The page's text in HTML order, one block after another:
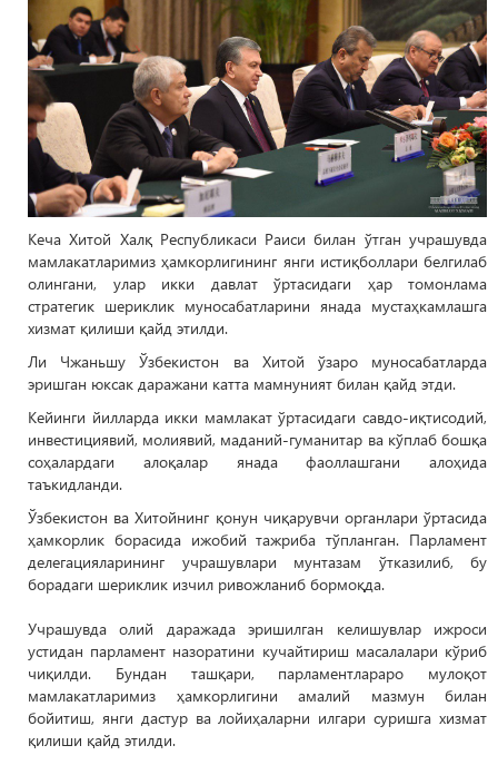
Кеча Хитой Халқ Республикаси Раиси билан ўтган учрашувда
мамлакатларимиз ҳамкорлигининг янги истиқболлари белгилаб
олингани, улар икки давлат ўртасидаги ҳар томонлама
стратегик шериклик муносабатларини янада мустаҳкамлашга
хизмат қилиши қайд этилди.
Ли Чжаньшу Ўзбекистон ва Хитой ўзаро муносабатларда
эришган юксак даражани катта мамнуният билан қайд этди.
Кейинги йилларда икки мамлакат ўртасидаги савдо-иқтисодий,
инвестициявий, молиявий, маданий-гуманитар ва кўплаб бошқа
соҳалардаги алоқалар янада фаоллашгани алоҳида
таъкидланди.
Ўзбекистон ва Хитойнинг қонун чиқарувчи органлари ўртасида
ҳамкорлик борасида ижобий тажриба тўпланган. Парламент
делегацияларининг учрашувлари мунтазам ўтказилиб, бу
борадаги шериклик изчил ривожланиб бормоқда.
Учрашувда олий даражада эришилган келишувлар ижроси
устидан парламент назоратини кучайтириш масалалари кўриб
чиқилди. Бундан ташқари, парламентлараро мулоқот
мамлакатларимиз ҳамкорлигини амалий мазмун билан
бойитиш, янги дастур ва лойиҳаларни илгари суришга хизмат
қилиши қайд этилди.